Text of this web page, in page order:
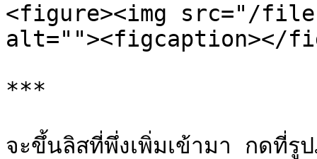
<figure><img src="/
alt=""><figcaption></
***
จะขึ้นลิสที่พึ่งเพิ่มเข้ามา กดที่รู